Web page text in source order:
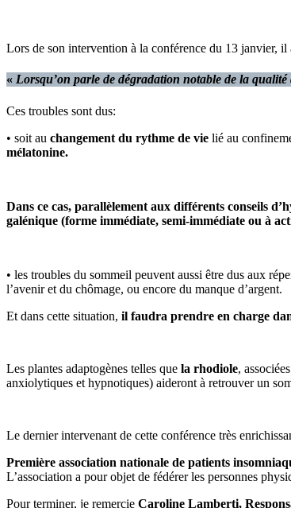
Lors de son intervention à la conférence du 13 janvier, il
« Lorsqu’on parle de dégradation notable de la
Ces troubles sont dus:
• soit au changement du rythme de vie lié au
mélatonine.
Dans ce cas, parallèlement aux différents conseils
galénique (forme immédiate, semi-immédiate ou à
• les troubles du sommeil peuvent aussi être dus aux
l’avenir et du chômage, ou encore du manque d’argent.
Et dans cette situation, il faudra prendre en charge
Les plantes adaptogènes telles que la rhodiole,
anxiolytiques et hypnotiques) aideront à retrouver un
Le dernier intervenant de cette conférence très
Première association nationale de patients
L’association a pour objet de fédérer les personnes
Pour terminer, je remercie Caroline Lamberti,